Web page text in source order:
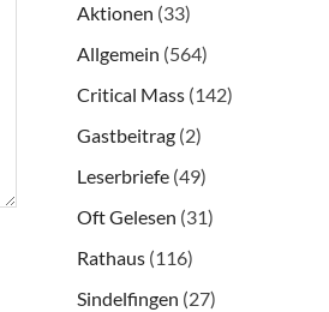
Aktionen (33)
Allgemein (564)
Critical Mass (142)
Gastbeitrag (2)
Leserbriefe (49)
Oft Gelesen (31)
Rathaus (116)
Sindelfingen (27)